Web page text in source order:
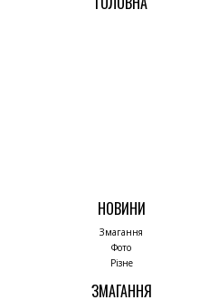
НОВИНИ
Змагання
Фото
Різне
ЗМАГАННЯ